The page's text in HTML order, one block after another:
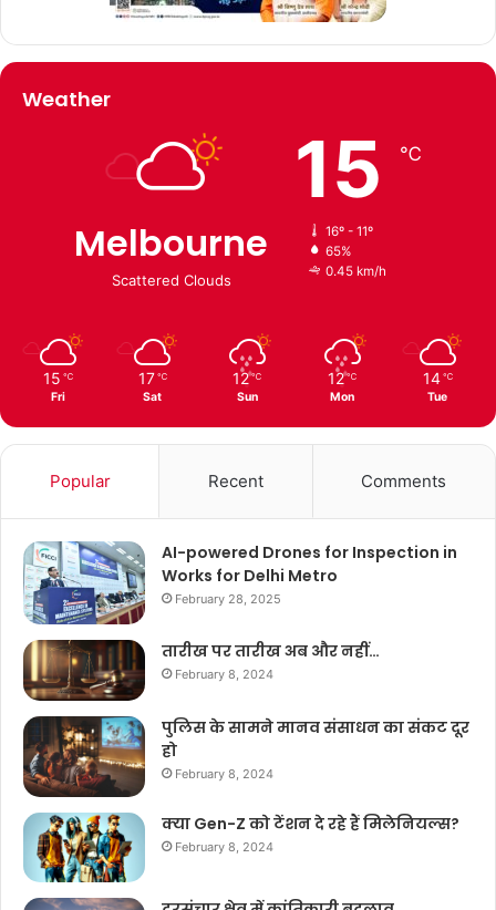
Weather
Melbourne
Scattered Clouds
15 ℃
16º - 11º
65%
0.45 km/h
15 ℃
Fri
17 ℃
Sat
12 ℃
Sun
12 ℃
Mon
14 ℃
Tue
Popular Recent Comments
AI-powered Drones for Inspection in
Works for Delhi Metro
February 28, 2025
तारीख पर तारीख अब और नहीं…
February 8, 2024
पुलिस के सामने मानव संसाधन का संकट दूर
हो
February 8, 2024
क्या Gen-Z को टेंशन दे रहे हैं मिलेनियल्स?
February 8, 2024